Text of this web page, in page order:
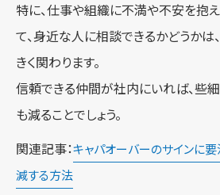
特に、仕事や組織に不満や不安を抱
て、身近な人に相談できるかどうかは
きく関わります。
信頼できる仲間が社内にいれば、些
も減ることでしょう。
関連記事：キャパオーバーのサインに
減する方法